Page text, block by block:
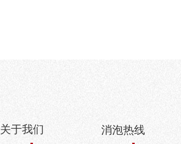
关于我们 消泡热线